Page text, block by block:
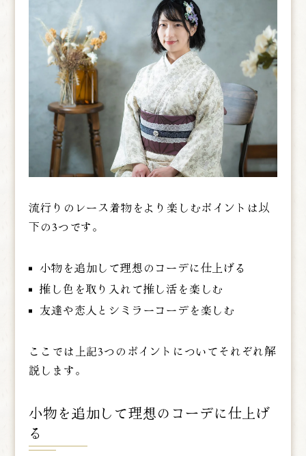
流行りのレース着物をより楽しむポイントは以
下の3つです。
小物を追加して理想のコーデに仕上げる
推し色を取り入れて推し活を楽しむ
友達や恋人とシミラーコーデを楽しむ
ここでは上記3つのポイントについてそれぞれ解
説します。
小物を追加して理想のコーデに仕上げ
る